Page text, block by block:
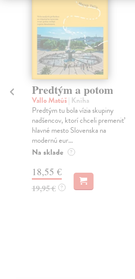
Predtým a potom
Vallo Matúš| Kniha
Predtým tu bola vízia skupiny
nadšencov, ktorí chceli premeniť
hlavné mesto Slovenska na
modernú eur...
Na sklade ?
18,55 €
19,95 € ?